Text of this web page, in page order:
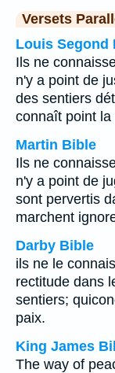
Versets
Louis Segond
Ils ne
n'y a point de
des sentiers
connaît point la
Martin Bible
Ils ne
n'y a point de
sont pervertis
marchent
Darby Bible
ils ne le
rectitude dans
sentiers;
paix.
King James
The way of